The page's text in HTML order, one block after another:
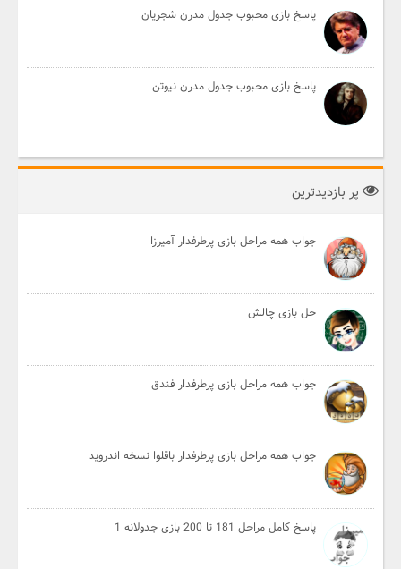
پاسخ بازی محبوب جدول مدرن شجریان
پاسخ بازی محبوب جدول مدرن نیوتن
پر بازدیدترین
جواب همه مراحل بازی پرطرفدار آمیرزا
حل بازی چالش
جواب همه مراحل بازی پرطرفدار فندق
جواب همه مراحل بازی پرطرفدار باقلوا نسخه اندروید
پاسخ کامل مراحل 181 تا 200 بازی جدولانه 1